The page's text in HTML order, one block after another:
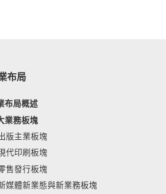
布局
布局概述
業務板塊
版主業板塊
代印刷板塊
售發行板塊
媒體新業態與新業務板塊